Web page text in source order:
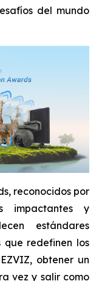
del mundo
reconocidos por
impactantes y
estándares
que redefinen los
obtener un
vez y salir como